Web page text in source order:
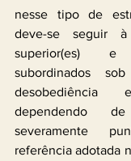
nesse tipo de
deve-se seguir
superior(es)
subordinados
dependendo
severamente
referência adotada